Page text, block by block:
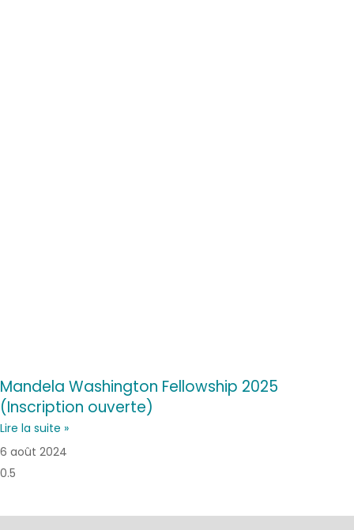
Mandela Washington Fellowship 2025
(Inscription ouverte)
Lire la suite »
6 août 2024